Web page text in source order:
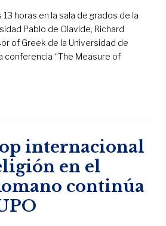
13 horas en la sala de grados de la
Pablo de Olavide, Richard
of Greek de la Universidad de
conferencia “The Measure of
internacional
en el
continúa